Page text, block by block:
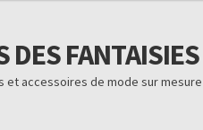
DES FANTAISIES
et accessoires de mode sur mesure